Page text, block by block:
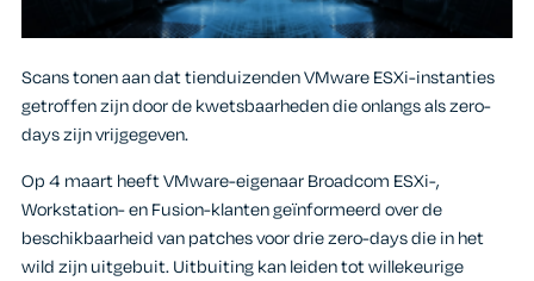
Scans tonen aan dat tienduizenden VMware ESXi-instanties
getroffen zijn door de kwetsbaarheden die onlangs als zero-
days zijn vrijgegeven.
Op 4 maart heeft VMware-eigenaar Broadcom ESXi-,
Workstation- en Fusion-klanten geïnformeerd over de
beschikbaarheid van patches voor drie zero-days die in het
wild zijn uitgebuit. Uitbuiting kan leiden tot willekeurige